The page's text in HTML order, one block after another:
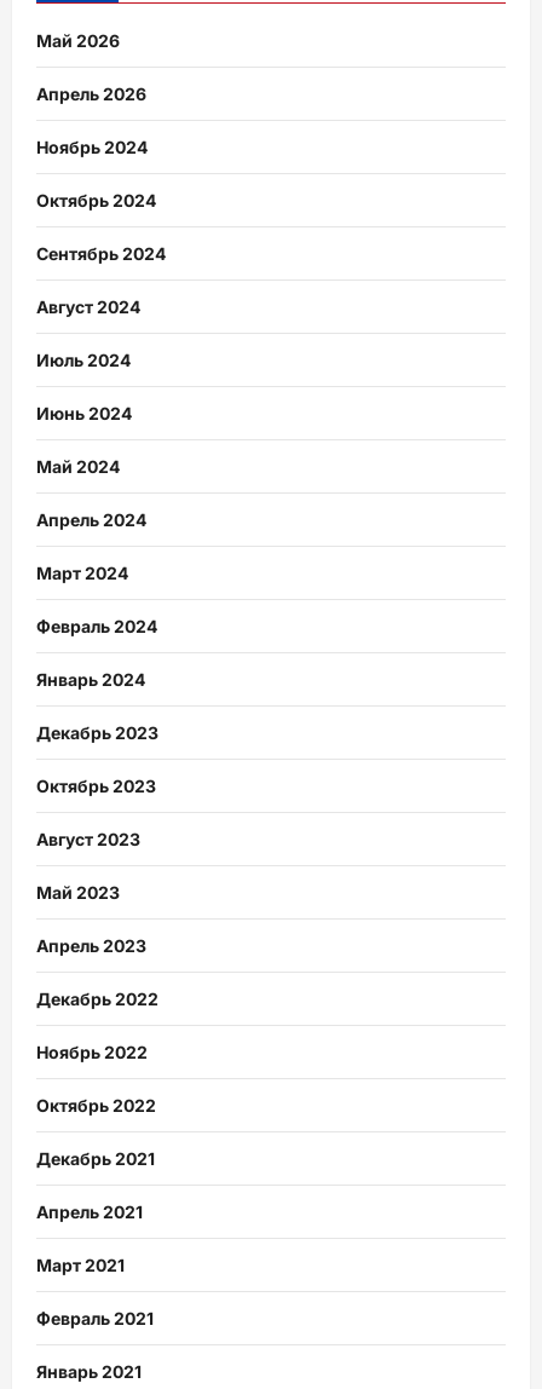
Май 2026
Апрель 2026
Ноябрь 2024
Октябрь 2024
Сентябрь 2024
Август 2024
Июль 2024
Июнь 2024
Май 2024
Апрель 2024
Март 2024
Февраль 2024
Январь 2024
Декабрь 2023
Октябрь 2023
Август 2023
Май 2023
Апрель 2023
Декабрь 2022
Ноябрь 2022
Октябрь 2022
Декабрь 2021
Апрель 2021
Март 2021
Февраль 2021
Январь 2021